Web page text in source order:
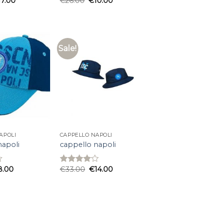
Sale!
CAPPELLO NAPOLI
cappello napoli
Rated
€33.00 €14.00